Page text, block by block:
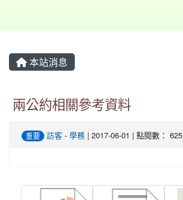
本站消息
兩公約相關參考資料
重要 訪客 - 學務 | 2017-06-01 | 點閱數： 625